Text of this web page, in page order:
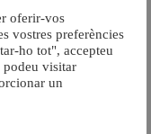
oferir-vos
vostres preferències
ho tot", accepteu
podeu visitar
un